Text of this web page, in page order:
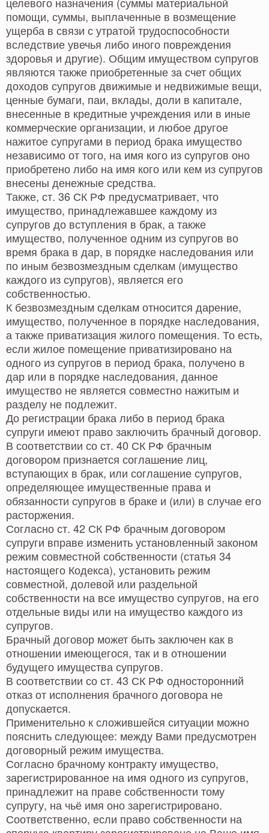
помощи, суммы, выплаченные в возмещение
ущерба в связи с утратой трудоспособности
вследствие увечья либо иного повреждения
здоровья и другие). Общим имуществом супругов
являются также приобретенные за счет общих
доходов супругов движимые и недвижимые вещи,
ценные бумаги, паи, вклады, доли в капитале,
внесенные в кредитные учреждения или в иные
коммерческие организации, и любое другое
нажитое супругами в период брака имущество
независимо от того, на имя кого из супругов оно
приобретено либо на имя кого или кем из супругов
внесены денежные средства.
Также, ст. 36 СК РФ предусматривает, что
имущество, принадлежавшее каждому из
супругов до вступления в брак, а также
имущество, полученное одним из супругов во
время брака в дар, в порядке наследования или
по иным безвозмездным сделкам (имущество
каждого из супругов), является его
собственностью.
К безвозмездным сделкам относится дарение,
имущество, полученное в порядке наследования,
а также приватизация жилого помещения. То есть,
если жилое помещение приватизировано на
одного из супругов в период брака, получено в
дар или в порядке наследования, данное
имущество не является совместно нажитым и
разделу не подлежит.
До регистрации брака либо в период брака
супруги имеют право заключить брачный договор.
В соответствии со ст. 40 СК РФ брачным
договором признается соглашение лиц,
вступающих в брак, или соглашение супругов,
определяющее имущественные права и
обязанности супругов в браке и (или) в случае его
расторжения.
Согласно ст. 42 СК РФ брачным договором
супруги вправе изменить установленный законом
режим совместной собственности (статья 34
настоящего Кодекса), установить режим
совместной, долевой или раздельной
собственности на все имущество супругов, на его
отдельные виды или на имущество каждого из
супругов.
Брачный договор может быть заключен как в
отношении имеющегося, так и в отношении
будущего имущества супругов.
В соответствии со ст. 43 СК РФ односторонний
отказ от исполнения брачного договора не
допускается.
Применительно к сложившейся ситуации можно
пояснить следующее: между Вами предусмотрен
договорный режим имущества.
Согласно брачному контракту имущество,
зарегистрированное на имя одного из супругов,
принадлежит на праве собственности тому
супругу, на чьё имя оно зарегистрировано.
Соответственно, если право собственности на